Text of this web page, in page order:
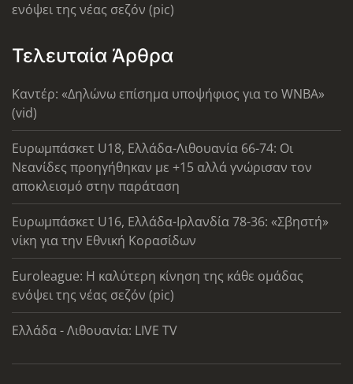
ενόψει της νέας σεζόν (pic)
Τελευταία Άρθρα
Καντέρ: «Δηλώνω επίσημα υποψήφιος για το WNBA»
(vid)
Ευρωμπάσκετ U18, Ελλάδα-Λιθουανία 66-74: Οι
Νεανίδες προηγήθηκαν με +15 αλλά γνώρισαν τον
αποκλεισμό στην παράταση
Ευρωμπάσκετ U16, Ελλάδα-Ιρλανδία 78-36: «Σβηστή»
νίκη για την Εθνική Κορασίδων
Euroleague: Η καλύτερη κίνηση της κάθε ομάδας
ενόψει της νέας σεζόν (pic)
Ελλάδα - Λιθουανία: LIVE TV